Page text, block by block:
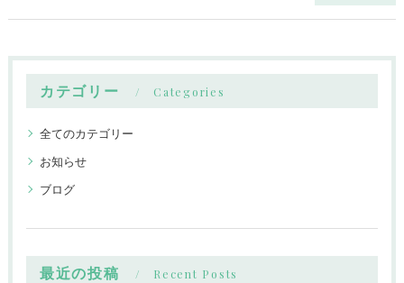
カテゴリー Categories
全てのカテゴリー
お知らせ
ブログ
最近の投稿 Recent Posts